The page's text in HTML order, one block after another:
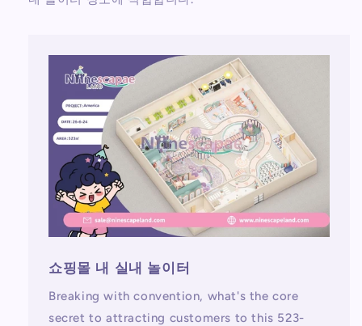
쇼핑몰 내 실내 놀이터
Breaking with convention, what's the core
secret to attracting customers to this 523-